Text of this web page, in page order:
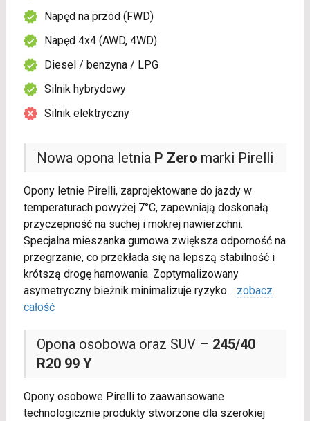
Nowa opona letnia P Zero marki Pirelli
Opony letnie Pirelli, zaprojektowane do jazdy w
temperaturach powyżej 7°C, zapewniają doskonałą
przyczepność na suchej i mokrej nawierzchni.
Specjalna mieszanka gumowa zwiększa odporność na
przegrzanie, co przekłada się na lepszą stabilność i
krótszą drogę hamowania. Zoptymalizowany
asymetryczny bieżnik minimalizuje ryzyko... zobacz
całość
Opona osobowa oraz SUV – 245/40
R20 99 Y
Opony osobowe Pirelli to zaawansowane
technologicznie produkty stworzone dla szerokiej
Napęd na przód (FWD)
Napęd 4x4 (AWD, 4WD)
Diesel / benzyna / LPG
Silnik hybrydowy
Silnik elektryczny